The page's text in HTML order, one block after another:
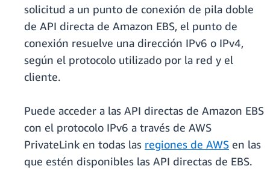
solicitud a un punto de conexión de pila doble
de API directa de Amazon EBS, el punto de
conexión resuelve una dirección IPv6 o IPv4,
según el protocolo utilizado por la red y el
cliente.
Puede acceder a las API directas de Amazon EBS
con el protocolo IPv6 a través de AWS
PrivateLink en todas las regiones de AWS en las
que estén disponibles las API directas de EBS.